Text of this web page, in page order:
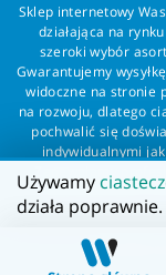
Sklep internetowy
działająca na
szeroki wybór
Gwarantujemy
widoczne na stronie
na rozwoju, dlatego
pochwalić się
indywidualnymi
Zapewniamy
bezproblemową
Wszelkie
Używamy
działa poprawnie.